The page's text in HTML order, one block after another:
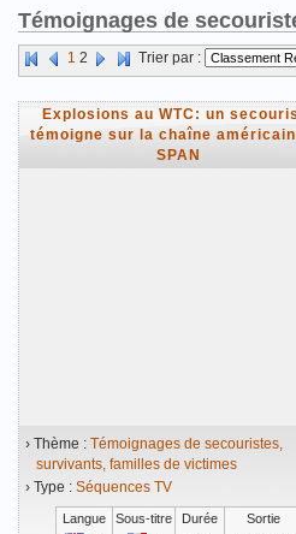
Témoignages de
1 2 Trier par :
Explosions au WTC: un
témoigne sur la chaîne
SPAN
› Thème : Témoignages de secouristes,
survivants, familles de victimes
› Type : Séquences TV
Langue Sous-titre Durée
Sortie